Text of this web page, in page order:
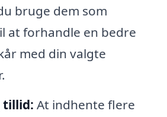
bruge dem som
at forhandle en bedre
med din valgte
tillid: At indhente flere